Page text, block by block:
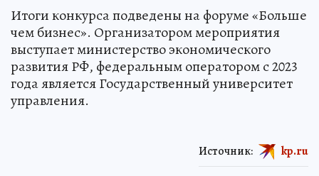
Итоги конкурса подведены на форуме «Больше
чем бизнес». Организатором мероприятия
выступает министерство экономического
развития РФ, федеральным оператором с 2023
года является Государственный университет
управления.
Источник: kp.ru